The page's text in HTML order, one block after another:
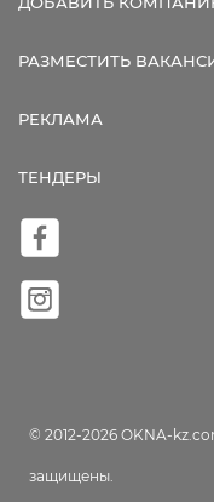
РАЗМЕСТИТЬ
РЕКЛАМА
ТЕНДЕРЫ
© 2012-2026 OKNA-
защищены.